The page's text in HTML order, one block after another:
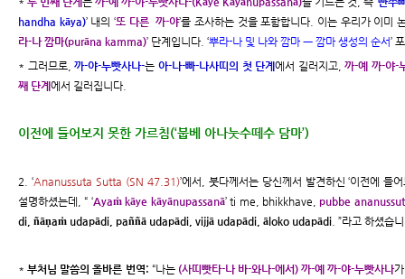
handha kāya)’ 내의 ‘또 다른 까-야’를 조사하는 것을 포함합니다. 이는 우리가 이미
라-나 깜마(purāna kamma)’ 단계입니다. ‘뿌라-나 및 나와 깜마 ㅡ 깜마 생성의 순서’
* 그러므로,까-야-누빳사나-는 아-나-빠-나사띠의 첫 단계에서 길러지고,까-예 까-야-
째 단계 에서 길러집니다.
이전에 들어보지 못한 가르침(‘붑베 아나눗수떼수 담마’)
2. ‘Ananussuta Sutta (SN 47.31)’에서, 붓다께서는 당신께서 발견하신 ‘이전에 들
설명하셨는데, “ ‘Ayaṁ kāye kāyānupassanā’ ti me, bhikkhave, pubbe
di, ñāṇaṁ udapādi, paññā udapādi, vijjā udapādi, āloko udapādi . ”라고 하셨습
*부처님 말씀의 올바른 번역: “나는 (사띠빳타-나 바-와나-에서) 까-예 까-야-누빳사나가